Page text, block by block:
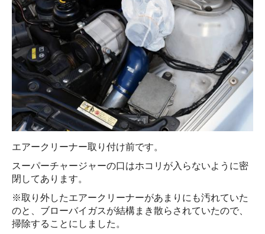
エアークリーナー取り付け前です。
スーパーチャージャーの口はホコリが入らないように密
閉してあります。
※取り外したエアークリーナーがあまりにも汚れていた
のと、ブローバイガスが結構まき散らされていたので、
掃除することにしました。